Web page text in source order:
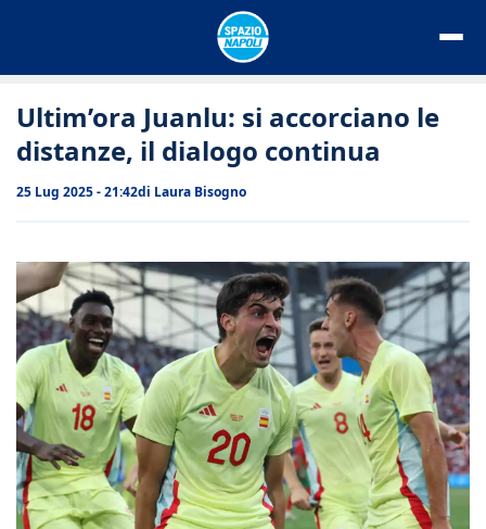
Ultim’ora Juanlu: si accorciano le
distanze, il dialogo continua
25 Lug 2025 - 21:42di Laura Bisogno